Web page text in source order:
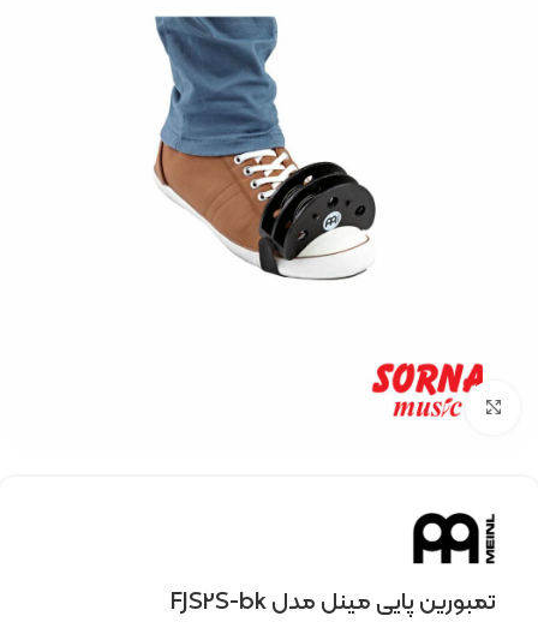
Click to enlarge
تمبورین پایی مینل مدل FJS2S-bk